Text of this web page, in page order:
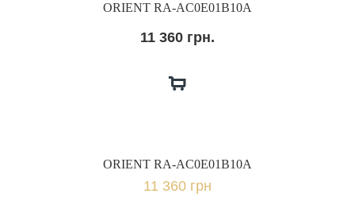
ORIENT RA-AC0E01B10A
11 360 грн.
ORIENT RA-AC0E01B10A
11 360 грн